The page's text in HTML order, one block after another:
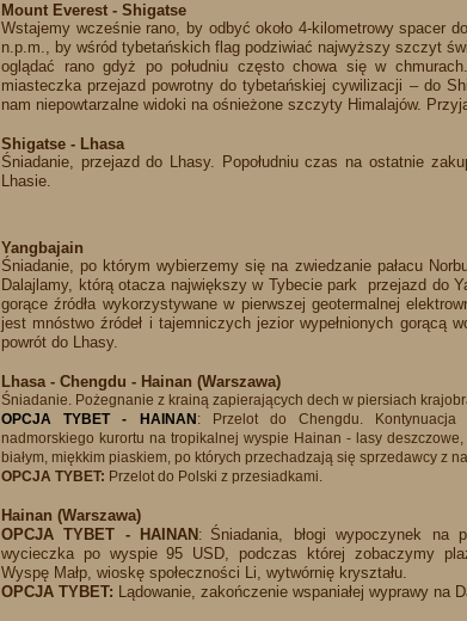
Mount Everest - Shigatse
Wstajemy wcześnie rano, by odbyć około 4-kilometrowy spacer
n.p.m., by wśród tybetańskich flag podziwiać najwyższy szczyt
oglądać rano gdyż po południu często chowa się w
miasteczka przejazd powrotny do tybetańskiej cywilizacji – do
nam niepowtarzalne widoki na ośnieżone szczyty Himalajów.
Shigatse - Lhasa
Śniadanie, przejazd do Lhasy. Popołudniu czas na ostatnie
Lhasie.
Yangbajain
Śniadanie, po którym wybierzemy się na zwiedzanie pałacu
Dalajlamy, którą otacza największy w Tybecie park przejazd do
gorące źródła wykorzystywane w pierwszej geotermalnej
jest mnóstwo źródeł i tajemniczych jezior wypełnionych gorącą
powrót do Lhasy.
Lhasa - Chengdu - Hainan (Warszawa)
Śniadanie. Pożegnanie z krainą zapierających dech w piersiach
OPCJA TYBET - HAINAN : Przelot do Chengdu. Kontynuacja
nadmorskiego kurortu na tropikalnej wyspie Hainan - lasy
białym, miękkim piaskiem, po których przechadzają się sprzedawcy z
OPCJA TYBET: Przelot do Polski z przesiadkami.
Hainan (Warszawa)
OPCJA TYBET - HAINAN : Śniadania, błogi wypoczynek na
wycieczka po wyspie 95 USD, podczas której zobaczymy
Wyspę Małp, wioskę społeczności Li, wytwórnię kryształu.
OPCJA TYBET: Lądowanie, zakończenie wspaniałej wyprawy na